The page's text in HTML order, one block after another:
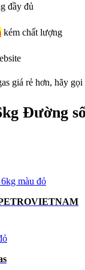
đầy đủ
kém chất lượng
giá rẻ hơn, hãy
Đường